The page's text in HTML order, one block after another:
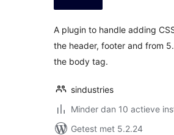
A plugin to handle adding
the header, footer and from
the body tag.
sindustries
Minder dan 10 actieve
Getest met 5.2.24